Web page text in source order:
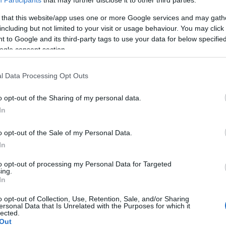
that this website/app uses one or more Google services and may
but not limited to your visit or usage behaviour. You may
to Google and its third-party tags to use your data for below
consent section.
Data Processing Opt Outs
opt-out of the Sharing of my personal data.
opt-out of the Sale of my Personal Data.
opt-out of processing my Personal Data for Targeted
opt-out of Collection, Use, Retention, Sale, and/or Sharing
Data that Is Unrelated with the Purposes for which it
írással a következő postacímre: 9023 Győr Kodály Zoltán út
jeligés rendszerben történik.
adatait, elérhetőségeit, a választott jeligét, valamint azt
(első díj: 60.000 forint, második díj 40.000 forint,
2012. február 18-án, szombaton kerül sor.
egyesülethonlapján közzéteszik, ahol egy közönségszavazás